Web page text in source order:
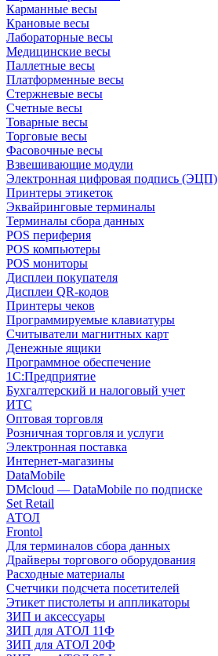
Карманные весы
Крановые весы
Лабораторные весы
Медицинские весы
Паллетные весы
Платформенные весы
Стержневые весы
Счетные весы
Товарные весы
Торговые весы
Фасовочные весы
Взвешивающие модули
Электронная цифровая подпись (ЭЦП)
Принтеры этикеток
Эквайринговые терминалы
Терминалы сбора данных
POS периферия
POS компьютеры
POS мониторы
Дисплеи покупателя
Дисплеи QR-кодов
Принтеры чеков
Программируемые клавиатуры
Считыватели магнитных карт
Денежные ящики
Программное обеспечение
1С:Предприятие
Бухгалтерский и налоговый учет
ИТС
Оптовая торговля
Розничная торговля и услуги
Электронная поставка
Интернет-магазины
DataMobile
DMcloud — DataMobile по подписке
Set Retail
АТОЛ
Frontol
Для терминалов сбора данных
Драйверы торгового оборудования
Расходные материалы
Счетчики подсчета посетителей
Этикет пистолеты и аппликаторы
ЗИП и аксессуары
ЗИП для АТОЛ 11Ф
ЗИП для АТОЛ 20Ф